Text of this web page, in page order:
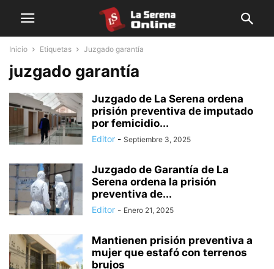
Inicio Etiquetas Juzgado garantía
juzgado garantía
Juzgado de La Serena ordena
prisión preventiva de imputado
por femicidio...
Editor - Septiembre 3, 2025
Juzgado de Garantía de La
Serena ordena la prisión
preventiva de...
Editor - Enero 21, 2025
Mantienen prisión preventiva a
mujer que estafó con terrenos
brujos